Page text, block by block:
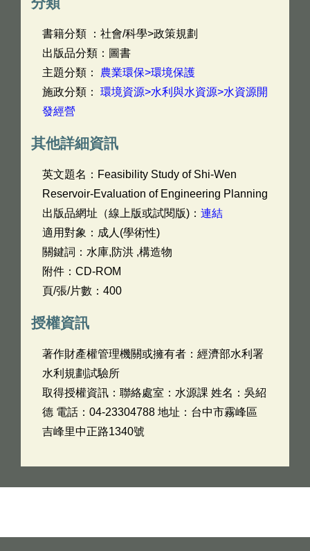
書籍分類 ：社會/科學>政策規劃
出版品分類：圖書
主題分類： 農業環保>環境保護
施政分類： 環境資源>水利與水資源>水資源開
發經營
其他詳細資訊
英文題名： Feasibility Study of Shi-Wen
Reservoir-Evaluation of Engineering Planning
出版品網址（線上版或試閱版)： 連結
適用對象：成人(學術性)
關鍵詞：水庫,防洪 ,構造物
附件：CD-ROM
頁/張/片數：400
授權資訊
著作財產權管理機關或擁有者：經濟部水利署
水利規劃試驗所
取得授權資訊：聯絡處室：水源課 姓名：吳紹
德 電話：04-23304788 地址：台中市霧峰區
吉峰里中正路1340號